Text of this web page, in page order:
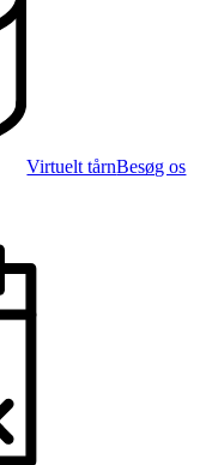
Virtuelt tårnBesøg os